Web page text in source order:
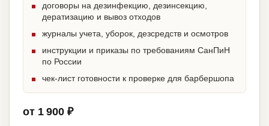
договоры на дезинфекцию, дезинсекцию,
дератизацию и вывоз отходов
журналы учета, уборок, дезсредств и осмотров
инструкции и приказы по требованиям СанПиН
по России
чек-лист готовности к проверке для барбершопа
от 1 900 ₽